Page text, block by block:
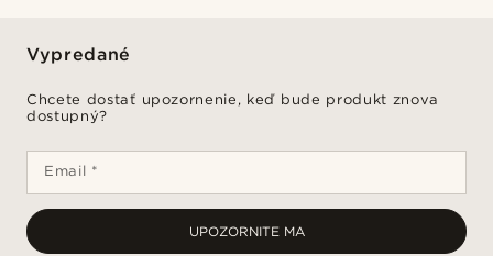
Vypredané
Chcete dostať upozornenie, keď bude produkt znova
dostupný?
Email *
UPOZORNITE MA